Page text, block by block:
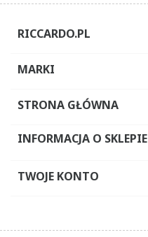
RICCARDO.PL
MARKI
STRONA GŁÓWNA
INFORMACJA O SKLEPIE
TWOJE KONTO